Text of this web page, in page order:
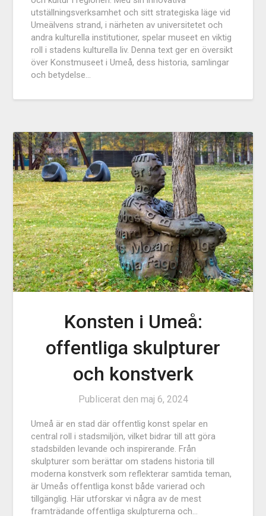
utställningsverksamhet och sitt strategiska läge vid
Umeälvens strand, i närheten av universitetet och
andra kulturella institutioner, spelar museet en viktig
roll i stadens kulturella liv. Denna text ger en översikt
över Konstmuseet i Umeå, dess historia, samlingar
och betydelse…
Konsten i Umeå:
offentliga skulpturer
och konstverk
Publicerat den maj 6, 2024
Umeå är en stad där offentlig konst spelar en
central roll i stadsmiljön, vilket bidrar till att göra
stadsbilden levande och inspirerande. Från
skulpturer som berättar om stadens historia till
moderna konstverk som reflekterar samtida teman,
är Umeås offentliga konst både varierad och
tillgänglig. Här utforskar vi några av de mest
framträdande offentliga skulpturerna och…